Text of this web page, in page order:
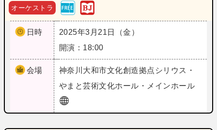
オーケストラ
日時
2025年3月21日（金）
開演：18:00
会場 神奈川 大和市文化創造拠点シリウス・
やまと芸術文化ホール・メインホール